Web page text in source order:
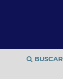
BUSCAR